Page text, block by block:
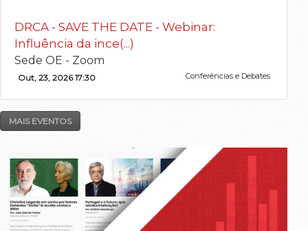
DRCA - SAVE THE DATE - Webinar:
Influência da ince(...)
Sede OE - Zoom
Out, 23, 2026 17:30 Conferências e Debates
MAIS EVENTOS